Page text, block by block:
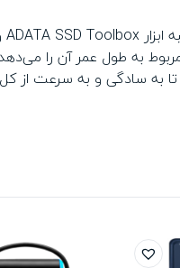
به سادگی و به سرعت